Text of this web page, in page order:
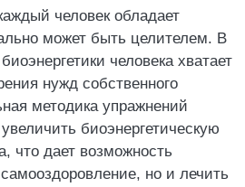
человек обладает
может быть целителем. В
человека хватает
нужд собственного
методика упражнений
биоэнергетическую
что дает возможность
но и лечить